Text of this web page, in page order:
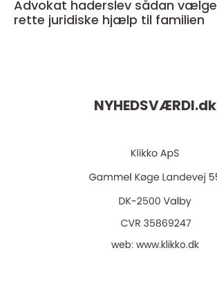
Advokat haderslev sådan vælger du den
rette juridiske hjælp til familien
NYHEDSVÆRDI.dk
web: www.klikko.dk